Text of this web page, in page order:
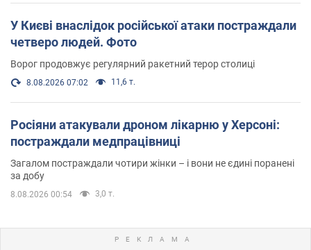
У Києві внаслідок російської атаки постраждали
четверо людей. Фото
Ворог продовжує регулярний ракетний терор столиці
8.08.2026 07:02 11,6 т.
Росіяни атакували дроном лікарню у Херсоні:
постраждали медпрацівниці
Загалом постраждали чотири жінки – і вони не єдині поранені
за добу
8.08.2026 00:54 3,0 т.